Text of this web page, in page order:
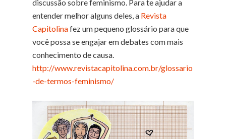
discussão sobre feminismo. Para te ajudar a
entender melhor alguns deles, a Revista
Capitolina​ fez um pequeno glossário para que
você possa se engajar em debates com mais
conhecimento de causa.
http://www.revistacapitolina.com.br/glossario
-de-termos-feminismo/